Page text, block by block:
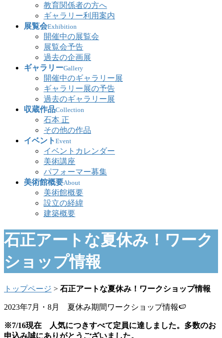
教育関係者の方へ
ギャラリー利用案内
展覧会Exhibition
開催中の展覧会
展覧会予告
過去の企画展
ギャラリーGallery
開催中のギャラリー展
ギャラリー展の予告
過去のギャラリー展
収蔵作品Collection
石本 正
その他の作品
イベント Event
イベントカレンダー
美術講座
パフォーマー募集
美術館概要About
美術館概要
設立の経緯
建築概要
石正アートな夏休み！ワーク
ショップ情報
トップページ > 石正アートな夏休み！ワークショップ情報
2023年7月・8月 夏休み期間ワークショップ情報🍉
※7/16現在 人気につきすべて定員に達しました。多数のお
申込み誠にありがとうございました。